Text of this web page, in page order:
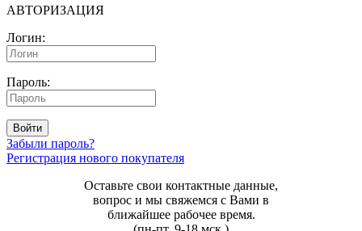
АВТОРИЗАЦИЯ
Логин:
Пароль:
Войти
Забыли пароль?
Регистрация нового покупателя
Оставьте свои контактные данные,
вопрос и мы свяжемся с Вами в
ближайшее рабочее время.